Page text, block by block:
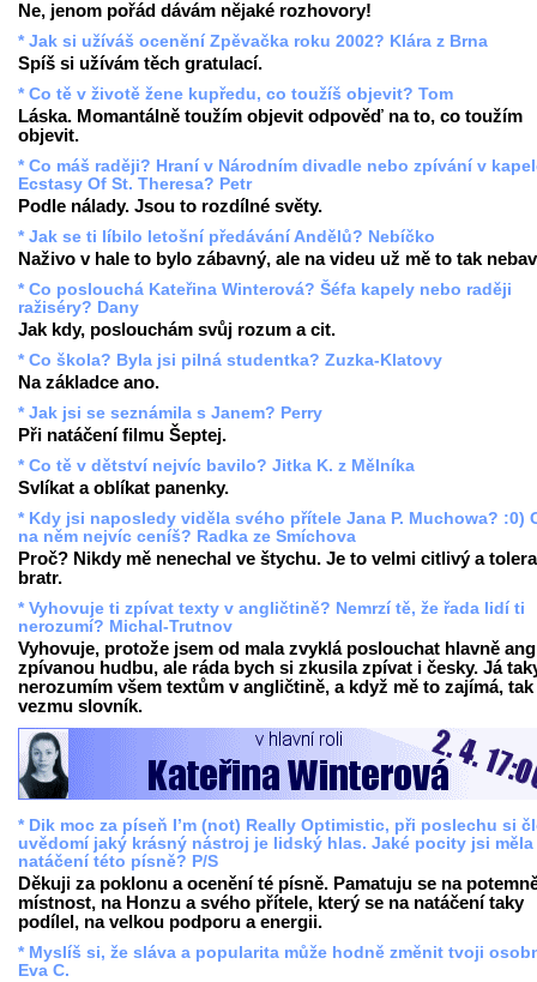
Ne, jenom pořád dávám nějaké rozhovory!
* Jak si užíváš ocenění Zpěvačka roku 2002? Klára z Brna
Spíš si užívám těch gratulací.
* Co tě v životě žene kupředu, co toužíš objevit? Tom
Láska. Momantálně toužím objevit odpověď na to, co toužím
objevit.
* Co máš raději? Hraní v Národním divadle nebo zpívání v
Ecstasy Of St. Theresa? Petr
Podle nálady. Jsou to rozdílné světy.
* Jak se ti líbilo letošní předávání Andělů? Nebíčko
Naživo v hale to bylo zábavný, ale na videu už mě to tak
* Co poslouchá Kateřina Winterová? Šéfa kapely nebo raději
ražiséry? Dany
Jak kdy, poslouchám svůj rozum a cit.
* Co škola? Byla jsi pilná studentka? Zuzka-Klatovy
Na základce ano.
* Jak jsi se seznámila s Janem? Perry
Při natáčení filmu Šeptej.
* Co tě v dětství nejvíc bavilo? Jitka K. z Mělníka
Svlíkat a oblíkat panenky.
* Kdy jsi naposledy viděla svého přítele Jana P. Muchowa? :0)
na něm nejvíc ceníš? Radka ze Smíchova
Proč? Nikdy mě nenechal ve štychu. Je to velmi citlivý a
bratr.
* Vyhovuje ti zpívat texty v angličtině? Nemrzí tě, že řada lidí ti
nerozumí? Michal-Trutnov
Vyhovuje, protože jsem od mala zvyklá poslouchat hlavně
zpívanou hudbu, ale ráda bych si zkusila zpívat i česky. Já
nerozumím všem textům v angličtině, a když mě to zajímá, tak
vezmu slovník.
* Dik moc za píseň I’m (not) Really Optimistic, při poslechu si
uvědomí jaký krásný nástroj je lidský hlas. Jaké pocity jsi měla
natáčení této písně? P/S
Děkuji za poklonu a ocenění té písně. Pamatuju se na
místnost, na Honzu a svého přítele, který se na natáčení taky
podílel, na velkou podporu a energii.
* Myslíš si, že sláva a popularita může hodně změnit tvoji
Eva C.